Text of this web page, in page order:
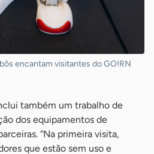
encantam visitantes do GO!RN
também um trabalho de
dos equipamentos de
“Na primeira visita,
que estão sem uso e